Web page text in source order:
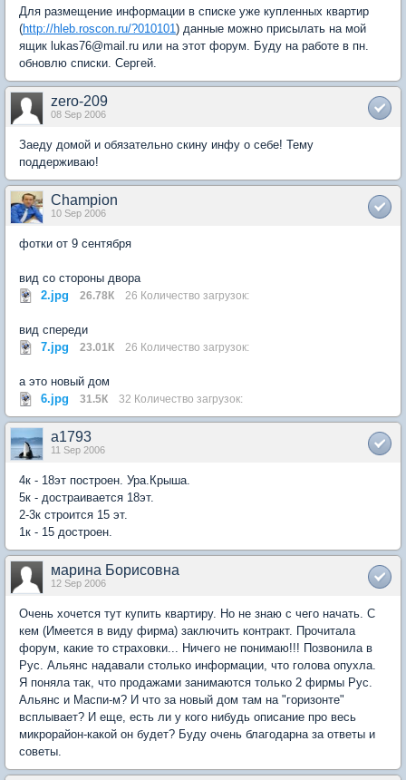
Для размещение информации в списке уже купленных квартир
(http://hleb.roscon.ru/?010101) данные можно присылать на мой
ящик lukas76@mail.ru или на этот форум. Буду на работе в пн.
обновлю списки. Сергей.
zero-209
08 Sep 2006
Заеду домой и обязательно скину инфу о себе! Тему
поддерживаю!
Champion
10 Sep 2006
фотки от 9 сентября
вид со стороны двора
2.jpg
26.78К 26 Количество загрузок:
вид спереди
7.jpg
23.01К 26 Количество загрузок:
а это новый дом
6.jpg
31.5К 32 Количество загрузок:
a1793
11 Sep 2006
4к - 18эт построен. Ура.Крыша.
5к - достраивается 18эт.
2-3к строится 15 эт.
1к - 15 достроен.
марина Борисовна
12 Sep 2006
Очень хочется тут купить квартиру. Но не знаю с чего начать. С
кем (Имеется в виду фирма) заключить контракт. Прочитала
форум, какие то страховки... Ничего не понимаю!!! Позвонила в
Рус. Альянс надавали столько информации, что голова опухла.
Я поняла так, что продажами занимаются только 2 фирмы Рус.
Альянс и Маспи-м? И что за новый дом там на "горизонте"
всплывает? И еще, есть ли у кого нибудь описание про весь
микрорайон-какой он будет? Буду очень благодарна за ответы и
советы.